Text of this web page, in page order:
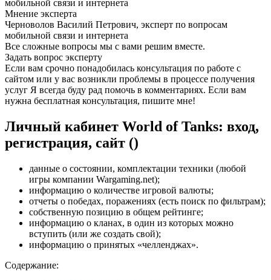
Мнение эксперта
Черноволов Василий Петрович, эксперт по вопросам
мобильной связи и интернета
Все сложные вопросы мы с вами решим вместе.
Задать вопрос эксперту
Если вам срочно понадобилась консультация по работе с
сайтом или у вас возникли проблемы в процессе получения
услуг Я всегда буду рад помочь в комментариях. Если вам
нужна бесплатная консультация, пишите мне!
Личный кабинет World of Tanks: вход,
регистрация, сайт ()
данные о состоянии, комплектации техники (любой
игры компании Wargaming.net);
информацию о количестве игровой валюты;
отчеты о победах, поражениях (есть поиск по фильтрам);
собственную позицию в общем рейтинге;
информацию о кланах, в один из которых можно
вступить (или же создать свой);
информацию о принятых «челленджах».
Содержание: